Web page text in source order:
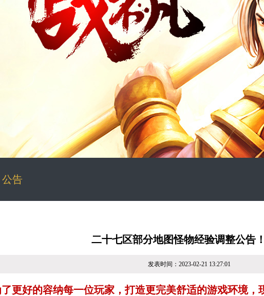
公告
二十七区部分地图怪物经验调整公告
发表时间：2023-02-21 13:27:01
更好的容纳每一位玩家，打造更完美舒适的游戏环境，